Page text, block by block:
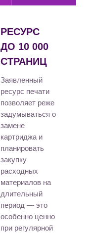
РЕСУРС
ДО 10 000
СТРАНИЦ
Заявленный
ресурс печати
позволяет реже
задумываться о
замене
картриджа и
планировать
закупку
расходных
материалов на
длительный
период — это
особенно ценно
при регулярной